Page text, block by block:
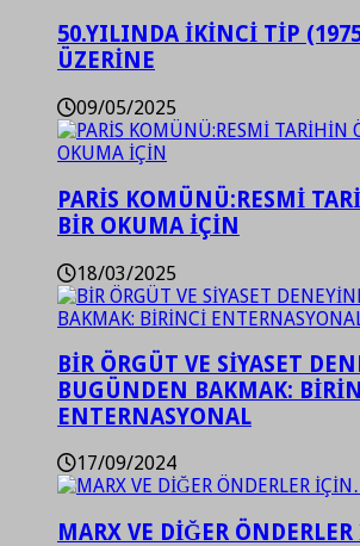
50.YILINDA İKİNCİ TİP
ÜZERİNE
09/05/2025
PARİS KOMÜNÜ:RESMİ
BİR OKUMA İÇİN
18/03/2025
BİR ÖRGÜT VE SİYASET
BUGÜNDEN BAKMAK:
ENTERNASYONAL
17/09/2024
MARX VE DİĞER